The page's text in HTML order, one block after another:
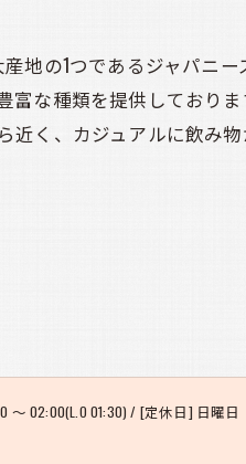
地の1つであるジャパニ
な種類を提供しており
く、カジュアルに飲み
〜 02:00(L.O 01:30) / [定休日] 日曜日